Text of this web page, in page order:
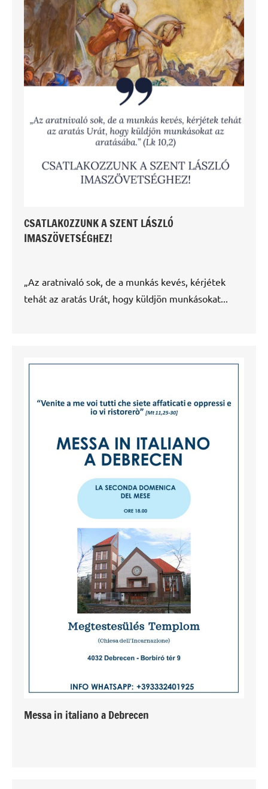
CSATLAKOZZUNK A SZENT LÁSZLÓ
IMASZÖVETSÉGHEZ!
„Az aratnivaló sok, de a munkás kevés, kérjétek
tehát az aratás Urát, hogy küldjön munkásokat...
Messa in italiano a Debrecen